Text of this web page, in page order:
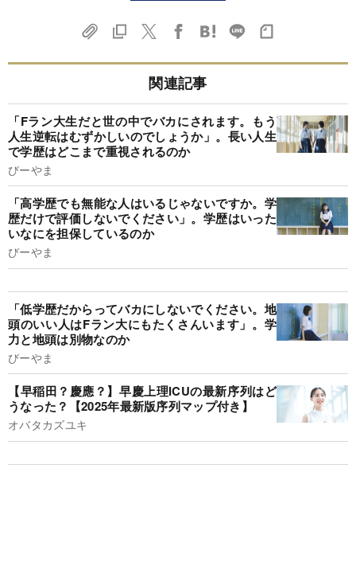
関連記事
「Fラン大生だと世の中でバカにされます。もう
人生逆転はむずかしいのでしょうか」。長い人生
で学歴はどこまで重視されるのか
びーやま
「高学歴でも無能な人はいるじゃないですか。学
歴だけで評価しないでください」。学歴はいった
いなにを担保しているのか
びーやま
「低学歴だからってバカにしないでください。地
頭のいい人はFラン大にもたくさんいます」。学
力と地頭は別物なのか
びーやま
【早稲田？慶應？】早慶上理ICUの最新序列はど
うなった？【2025年最新版序列マップ付き】
オバタカズユキ